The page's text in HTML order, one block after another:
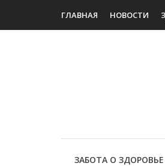
ГЛАВНАЯ НОВОСТИ
ЗАБОТА О ЗДОРОВЬЕ